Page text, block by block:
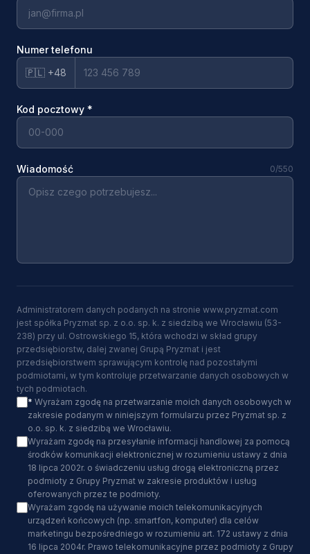
Numer telefonu
🇵🇱 +48
Kod pocztowy *
Wiadomość 0/550
Administratorem danych podanych na stronie www.pryzmat.com
jest spółka Pryzmat sp. z o.o. sp. k. z siedzibą we Wrocławiu (53-
238) przy ul. Ostrowskiego 15, która wchodzi w skład grupy
przedsiębiorstw, dalej zwanej Grupą Pryzmat i jest
przedsiębiorstwem sprawującym kontrolę nad pozostałymi
podmiotami, w tym kontroluje przetwarzanie danych osobowych w
tych podmiotach.
* Wyrażam zgodę na przetwarzanie moich danych osobowych w
zakresie podanym w niniejszym formularzu przez Pryzmat sp. z
o.o. sp. k. z siedzibą we Wrocławiu.
Wyrażam zgodę na przesyłanie informacji handlowej za pomocą
środków komunikacji elektronicznej w rozumieniu ustawy z dnia
18 lipca 2002r. o świadczeniu usług drogą elektroniczną przez
podmioty z Grupy Pryzmat w zakresie produktów i usług
oferowanych przez te podmioty.
Wyrażam zgodę na używanie moich telekomunikacyjnych
urządzeń końcowych (np. smartfon, komputer) dla celów
marketingu bezpośredniego w rozumieniu art. 172 ustawy z dnia
16 lipca 2004r. Prawo telekomunikacyjne przez podmioty z Grupy